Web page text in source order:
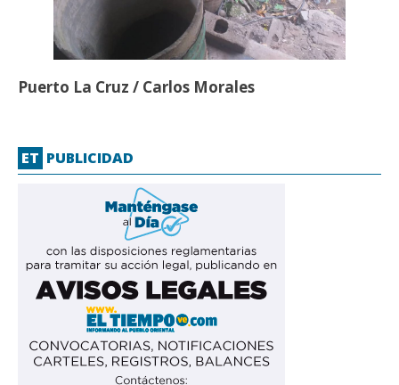
Puerto La Cruz / Carlos Morales
ET PUBLICIDAD